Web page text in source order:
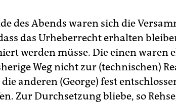
des Abends waren sich die
das Urheberrecht erhalten
werden müsse. Die einen waren
Weg nicht zur (technischen)
anderen (George) fest
Zur Durchsetzung bliebe, so